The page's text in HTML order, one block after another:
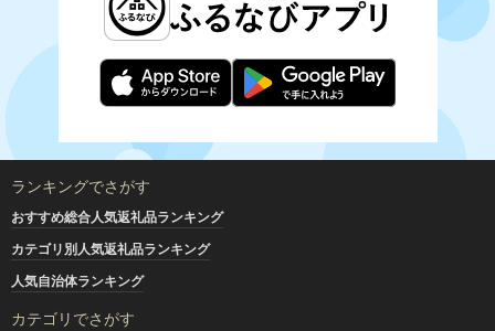
ランキングでさがす
おすすめ総合人気返礼品ランキング
カテゴリ別人気返礼品ランキング
人気自治体ランキング
カテゴリでさがす